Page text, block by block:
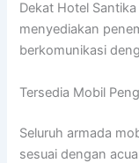
Dekat Hotel
menyediakan
berkomunikasi
Tersedia Mobil
Seluruh armada
sesuai dengan